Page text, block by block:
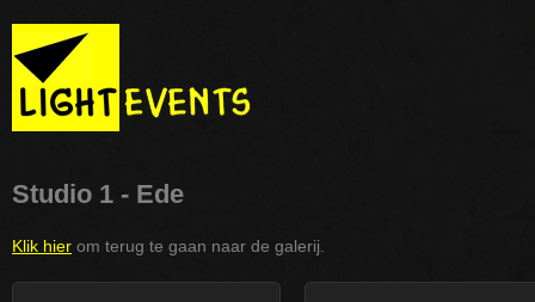
Studio 1 - Ede
Klik hier om terug te gaan naar de galerij.